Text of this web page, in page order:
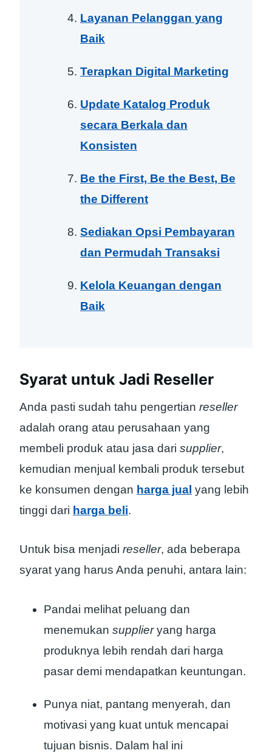
Layanan Pelanggan yang
Baik
Terapkan Digital Marketing
Update Katalog Produk
secara Berkala dan
Konsisten
Be the First, Be the Best, Be
the Different
Sediakan Opsi Pembayaran
dan Permudah Transaksi
Kelola Keuangan dengan
Baik
Syarat untuk Jadi Reseller
Anda pasti sudah tahu pengertian reseller
adalah orang atau perusahaan yang
membeli produk atau jasa dari supplier,
kemudian menjual kembali produk tersebut
ke konsumen dengan harga jual yang lebih
tinggi dari harga beli.
Untuk bisa menjadi reseller, ada beberapa
syarat yang harus Anda penuhi, antara lain:
Pandai melihat peluang dan
menemukan supplieryang harga
produknya lebih rendah dari harga
pasar demi mendapatkan keuntungan.
Punya niat, pantang menyerah, dan
motivasi yang kuat untuk mencapai
tujuan bisnis. Dalam hal ini